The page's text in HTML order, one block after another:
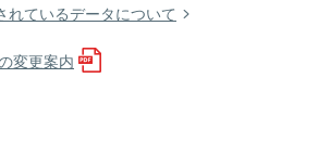
れているデータについて
変更案内